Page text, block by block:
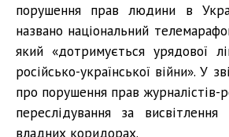
порушення прав людини в
названо національний
який «дотримується урядової
російсько-української війни». У
про порушення прав журналістів-
переслідування за
владних коридорах.